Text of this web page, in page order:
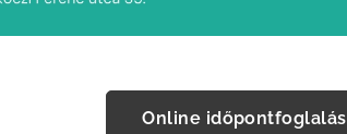
Online időpontfoglalás